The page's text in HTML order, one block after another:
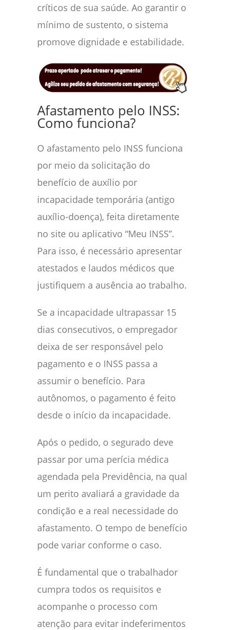
críticos de sua saúde. Ao garantir o
mínimo de sustento, o sistema
promove dignidade e estabilidade.
Afastamento pelo INSS:
Como funciona?
O afastamento pelo INSS funciona
por meio da solicitação do
benefício de auxílio por
incapacidade temporária (antigo
auxílio-doença), feita diretamente
no site ou aplicativo “Meu INSS”.
Para isso, é necessário apresentar
atestados e laudos médicos que
justifiquem a ausência ao trabalho.
Se a incapacidade ultrapassar 15
dias consecutivos, o empregador
deixa de ser responsável pelo
pagamento e o INSS passa a
assumir o benefício. Para
autônomos, o pagamento é feito
desde o início da incapacidade.
Após o pedido, o segurado deve
passar por uma perícia médica
agendada pela Previdência, na qual
um perito avaliará a gravidade da
condição e a real necessidade do
afastamento. O tempo de benefício
pode variar conforme o caso.
É fundamental que o trabalhador
cumpra todos os requisitos e
acompanhe o processo com
atenção para evitar indeferimentos